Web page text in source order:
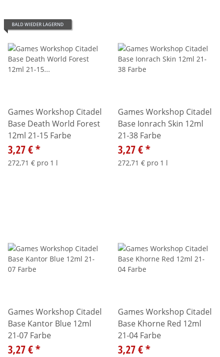
BALD WIEDER LAGERND
Games Workshop Citadel
Base Death World Forest
12ml 21-15 Farbe
3,27 €*
272,71 € pro 1 l
Games Workshop Citadel
Base Ionrach Skin 12ml
21-38 Farbe
3,27 €*
272,71 € pro 1 l
Games Workshop Citadel
Base Kantor Blue 12ml
21-07 Farbe
3,27 €*
Games Workshop Citadel
Base Khorne Red 12ml
21-04 Farbe
3,27 €*